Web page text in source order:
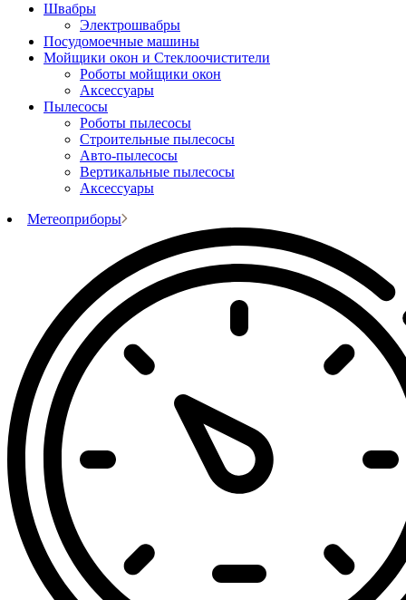
Швабры
Электрошвабры
Посудомоечные машины
Мойщики окон и Стеклоочистители
Роботы мойщики окон
Аксессуары
Пылесосы
Роботы пылесосы
Строительные пылесосы
Авто-пылесосы
Вертикальные пылесосы
Аксессуары
Метеоприборы